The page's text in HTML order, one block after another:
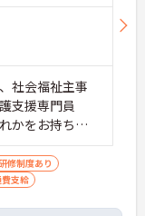
社会福祉主事
支援専門員
かをお持ちの
限定可）
修制度あり
支給